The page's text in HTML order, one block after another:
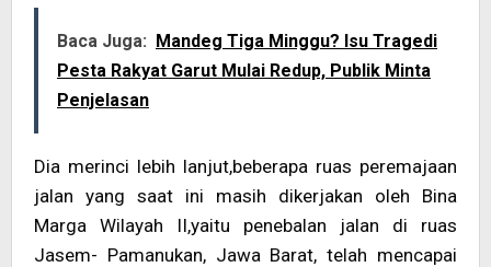
Baca Juga: Mandeg Tiga Minggu? Isu Tragedi
Pesta Rakyat Garut Mulai Redup, Publik Minta
Penjelasan
Dia merinci lebih lanjut,beberapa ruas peremajaan
jalan yang saat ini masih dikerjakan oleh Bina
Marga Wilayah II,yaitu penebalan jalan di ruas
Jasem- Pamanukan, Jawa Barat, telah mencapai